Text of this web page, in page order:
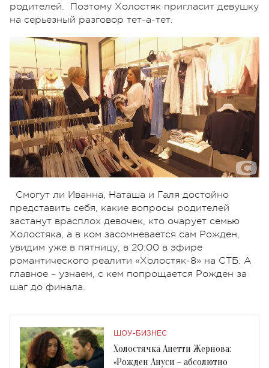
родителей. Поэтому Холостяк пригласит девушку
на серьезный разговор тет-а-тет.
Смогут ли Иванна, Наташа и Галя достойно
представить себя, какие вопросы родителей
застанут врасплох девочек, кто очарует семью
Холостяка, а в ком засомневается сам Рожден,
увидим уже в пятницу, в 20:00 в эфире
романтического реалити «Холостяк-8» на СТБ. А
главное – узнаем, с кем попрощается Рожден за
шаг до финала.
ШОУ-БИЗНЕС
Холостячка Анетти Жернова:
«Рожден Ануси – абсолютно